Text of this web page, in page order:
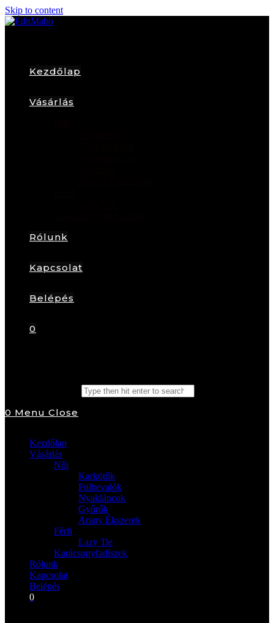
Skip to content
Kezdőlap
Vásárlás
Rólunk
Kapcsolat
Belépés
0
0 Menu Close
Kezdőlap
Vásárlás
Női
Karkötők
Fülbevalók
Nyakláncok
Gyűrűk
Arany Ékszerek
Férfi
Lazy Tie
Karácsonyfadíszek
Rólunk
Kapcsolat
Belépés
0